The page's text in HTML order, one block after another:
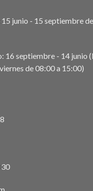
junio - 15 septiembre
16 septiembre - 14 junio
de 08:00 a 15:00)